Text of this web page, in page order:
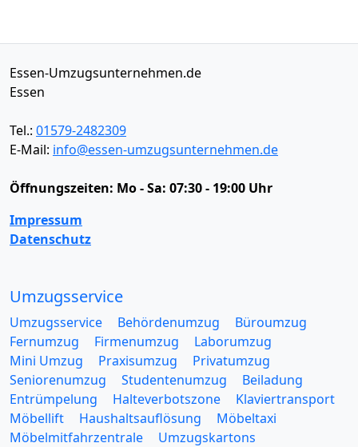
Essen-Umzugsunternehmen.de
Essen
Tel.: 01579-2482309
E-Mail: info@essen-umzugsunternehmen.de
Öffnungszeiten: Mo - Sa: 07:30 - 19:00 Uhr
Impressum
Datenschutz
Umzugsservice
Umzugsservice Behördenumzug
Büroumzug
Fernumzug
Firmenumzug
Laborumzug
Mini Umzug
Praxisumzug
Privatumzug
Seniorenumzug
Studentenumzug
Beiladung
Entrümpelung
Halteverbotszone
Klaviertransport
Möbellift
Haushaltsauflösung
Möbeltaxi
Möbelmitfahrzentrale
Umzugskartons